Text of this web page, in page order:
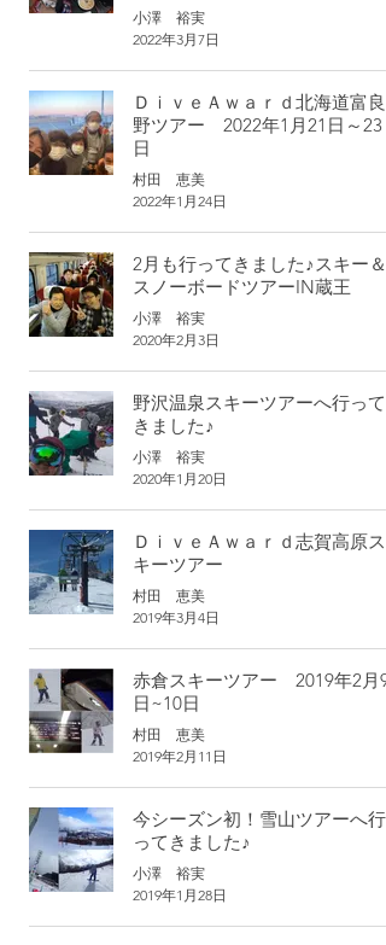
小澤 裕実
2022年3月7日
ＤｉｖｅＡｗａｒｄ北海道富良
野ツアー 2022年1月21日～23
日
村田 恵美
2022年1月24日
2月も行ってきました♪スキー＆
スノーボードツアーIN蔵王
小澤 裕実
2020年2月3日
野沢温泉スキーツアーへ行って
きました♪
小澤 裕実
2020年1月20日
ＤｉｖｅＡｗａｒｄ志賀高原ス
キーツアー
村田 恵美
2019年3月4日
赤倉スキーツアー 2019年2月9
日~10日
村田 恵美
2019年2月11日
今シーズン初！雪山ツアーへ行
ってきました♪
小澤 裕実
2019年1月28日